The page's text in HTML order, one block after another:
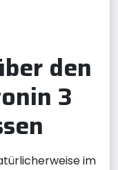
den
3
im